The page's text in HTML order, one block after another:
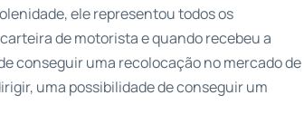
ele representou todos os
de motorista e quando recebeu a
conseguir uma recolocação no mercado de
uma possibilidade de conseguir um